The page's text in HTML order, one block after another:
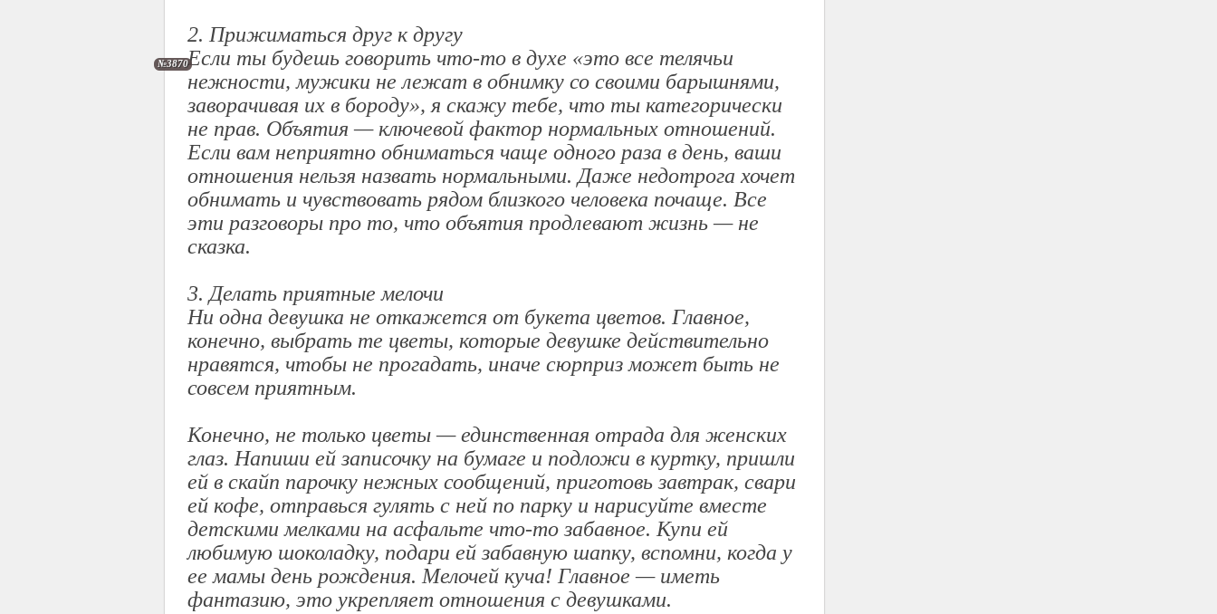
№3870
2. Прижиматься друг к другу
Если ты будешь говорить что-то в духе «это все телячьи
нежности, мужики не лежат в обнимку со своими барышнями,
заворачивая их в бороду», я скажу тебе, что ты категорически
не прав. Объятия — ключевой фактор нормальных отношений.
Если вам неприятно обниматься чаще одного раза в день, ваши
отношения нельзя назвать нормальными. Даже недотрога хочет
обнимать и чувствовать рядом близкого человека почаще. Все
эти разговоры про то, что объятия продлевают жизнь — не
сказка.
3. Делать приятные мелочи
Ни одна девушка не откажется от букета цветов. Главное,
конечно, выбрать те цветы, которые девушке действительно
нравятся, чтобы не прогадать, иначе сюрприз может быть не
совсем приятным.
Конечно, не только цветы — единственная отрада для женских
глаз. Напиши ей записочку на бумаге и подложи в куртку, пришли
ей в скайп парочку нежных сообщений, приготовь завтрак, свари
ей кофе, отправься гулять с ней по парку и нарисуйте вместе
детскими мелками на асфальте что-то забавное. Купи ей
любимую шоколадку, подари ей забавную шапку, вспомни, когда у
ее мамы день рождения. Мелочей куча! Главное — иметь
фантазию, это укрепляет отношения с девушками.